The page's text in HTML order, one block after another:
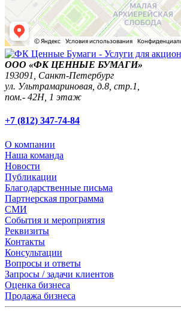
ООО «ФК ЦЕННЫЕ БУМАГИ»
193091, Санкт-Петербург
ул. Ультрамариновая, д.8, стр.1,
пом.- 42Н, 1 этаж
+7 (812) 347-74-84
О компании
Наша команда
Новости
Публикации
Благодарственные письма
Партнерская программа
СМИ
События и мероприятия
Реквизиты
Контакты
Консультации
Вопросы и ответы
Запросы / задачи клиентов
Оценка бизнеса
Продажа бизнеса